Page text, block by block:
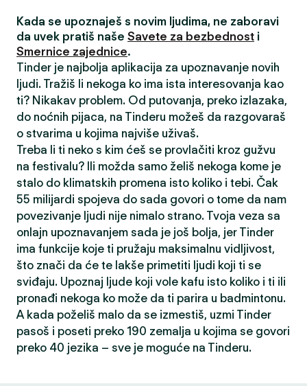
Kada se upoznaješ s novim ljudima, ne zaboravi
da uvek pratiš naše Savete za bezbednost i
Smernice zajednice.
Tinder je najbolja aplikacija za upoznavanje novih
ljudi. Tražiš li nekoga ko ima ista interesovanja kao
ti? Nikakav problem. Od putovanja, preko izlazaka,
do noćnih pijaca, na Tinderu možeš da razgovaraš
o stvarima u kojima najviše uživaš.
Treba li ti neko s kim ćeš se provlačiti kroz gužvu
na festivalu? Ili možda samo želiš nekoga kome je
stalo do klimatskih promena isto koliko i tebi. Čak
55 milijardi spojeva do sada govori o tome da nam
povezivanje ljudi nije nimalo strano. Tvoja veza sa
onlajn upoznavanjem sada je još bolja, jer Tinder
ima funkcije koje ti pružaju maksimalnu vidljivost,
što znači da će te lakše primetiti ljudi koji ti se
sviđaju. Upoznaj ljude koji vole kafu isto koliko i ti ili
pronađi nekoga ko može da ti parira u badmintonu.
A kada poželiš malo da se izmestiš, uzmi Tinder
pasoš i poseti preko 190 zemalja u kojima se govori
preko 40 jezika – sve je moguće na Tinderu.